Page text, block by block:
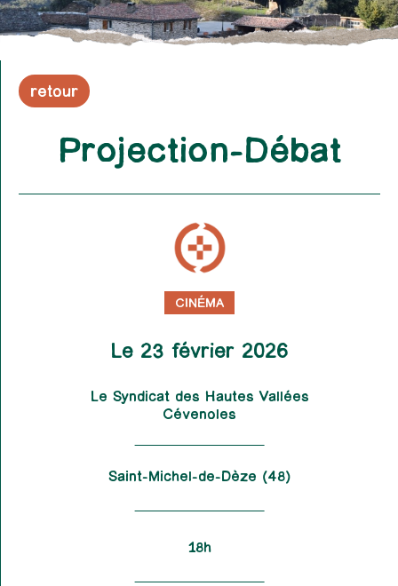
retour
Projection-Débat
CINÉMA
Le 23 février 2026
Le Syndicat des Hautes Vallées
Cévenoles
Saint-Michel-de-Dèze (48)
18h